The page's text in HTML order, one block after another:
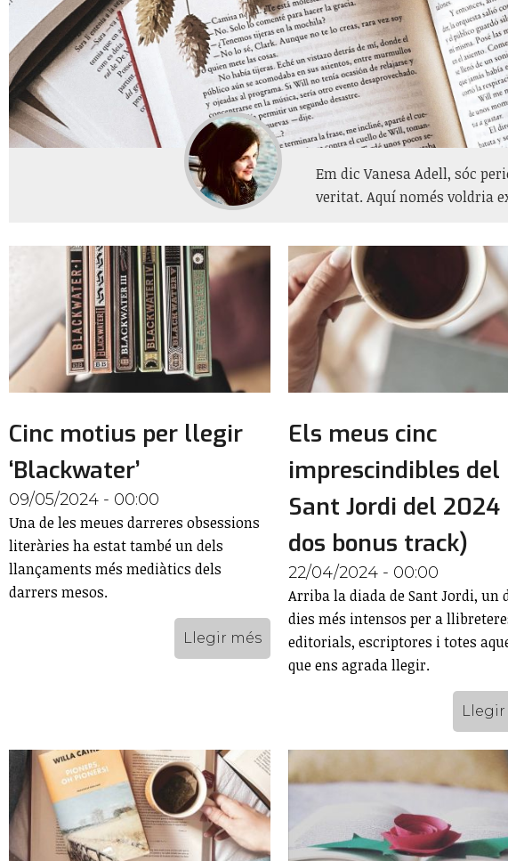
Em dic Vanesa Adell, sóc
veritat. Aquí només voldria
Cinc motius per llegir
‘Blackwater’
09/05/2024 - 00:00
Una de les meues darreres obsessions
literàries ha estat també un dels
llançaments més mediàtics dels
darrers mesos.
Llegir més
Els meus cinc
imprescindibles del
Sant Jordi del 2024
dos bonus track)
22/04/2024 - 00:00
Arriba la diada de Sant Jordi, un
dies més intensos per a
editorials, escriptores i totes
que ens agrada llegir.
Llegir